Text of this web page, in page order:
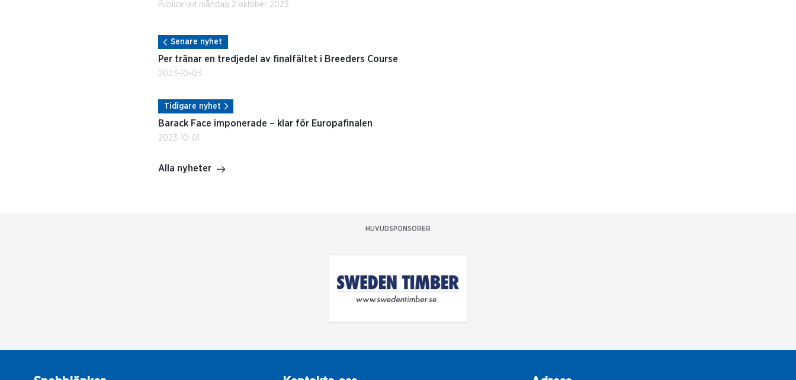
Publicerad måndag 2 oktober 2023.
Senare nyhet
Per tränar en tredjedel av finalfältet i Breeders Course
2023-10-03
Tidigare nyhet
Barack Face imponerade – klar för Europafinalen
2023-10-01
Alla nyheter
HUVUDSPONSORER